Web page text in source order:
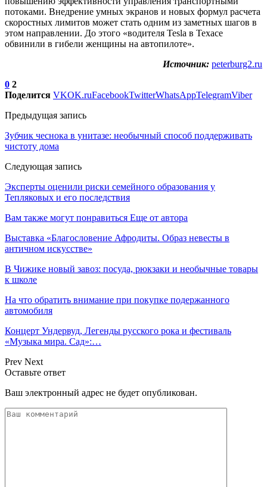
потоками. Внедрение умных экранов и новых формул расчета
скоростных лимитов может стать одним из заметных шагов в
этом направлении. До этого «водителя Tesla в Техасе
обвинили в гибели женщины на автопилоте».
Источник: peterburg2.ru
0 2
Поделится VKOK.ruFacebookTwitterWhatsAppTelegramViber
Предыдущая запись
Зубчик чеснока в унитазе: необычный способ поддерживать
чистоту дома
Следующая запись
Эксперты оценили риски семейного образования у
Тепляковых и его последствия
Вам также могут понравиться Еще от автора
Выставка «Благословение Афродиты. Образ невесты в
античном искусстве»
В Чижике новый завоз: посуда, рюкзаки и необычные товары
к школе
На что обратить внимание при покупке подержанного
автомобиля
Концерт Ундервуд, Легенды русского рока и фестиваль
«Музыка мира. Сад»:…
Prev Next
Оставьте ответ
Ваш электронный адрес не будет опубликован.